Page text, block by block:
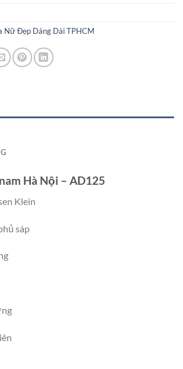
Nữ Đẹp Dáng Dài TPHCM
Hà Nội – AD125
Klein
sáp